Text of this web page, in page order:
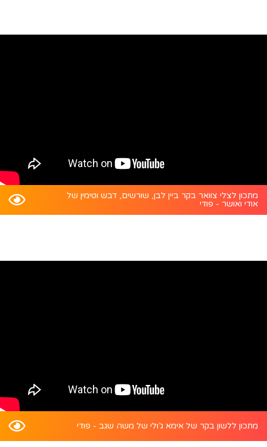
מתכון לצלי צוואר בקר ביין לבן, שורשים, דבש וטימין של
אודי ואושר - פודי
מתכון ללשון בקר של אימא ג’ולי של משה שגב - פודי